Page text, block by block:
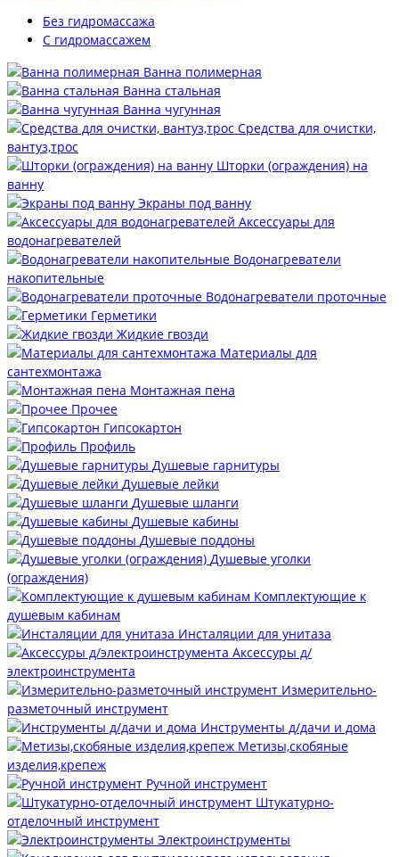
Без гидромассажа
С гидромассажем
Ванна полимерная
Ванна стальная
Ванна чугунная
Средства для очистки,
вантуз,трос
Шторки (ограждения) на
ванну
Экраны под ванну
Аксессуары для
водонагревателей
Водонагреватели
накопительные
Водонагреватели проточные
Герметики
Жидкие гвозди
Материалы для
сантехмонтажа
Монтажная пена
Прочее
Гипсокартон
Профиль
Душевые гарнитуры
Душевые лейки
Душевые шланги
Душевые кабины
Душевые поддоны
Душевые уголки
(ограждения)
Комплектующие к
душевым кабинам
Инсталяции для унитаза
Аксессуры д/
электроинструмента
Измерительно-
разметочный инструмент
Инструменты д/дачи и дома
Метизы,скобяные
изделия,крепеж
Ручной инструмент
Штукатурно-
отделочный инструмент
Электроинструменты